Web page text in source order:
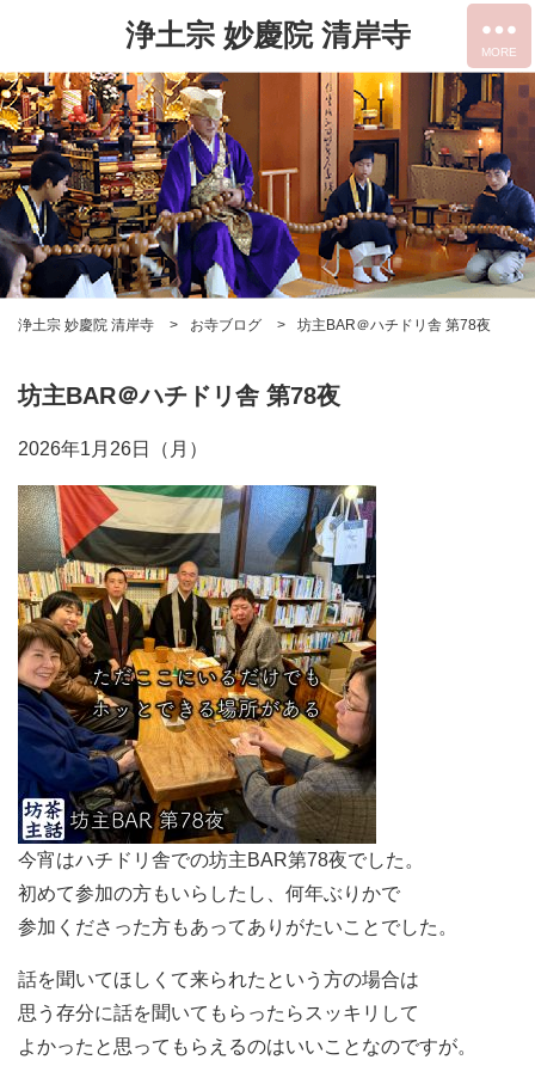
浄土宗 妙慶院 清岸寺
浄土宗 妙慶院 清岸寺 お寺ブログ 坊主BAR＠ハチドリ舎 第78夜
坊主BAR＠ハチドリ舎 第78夜
2026年1月26日（月）
今宵はハチドリ舎での坊主BAR第78夜でした。
初めて参加の方もいらしたし、何年ぶりかで
参加くださった方もあってありがたいことでした。
話を聞いてほしくて来られたという方の場合は
思う存分に話を聞いてもらったらスッキリして
よかったと思ってもらえるのはいいことなのですが。